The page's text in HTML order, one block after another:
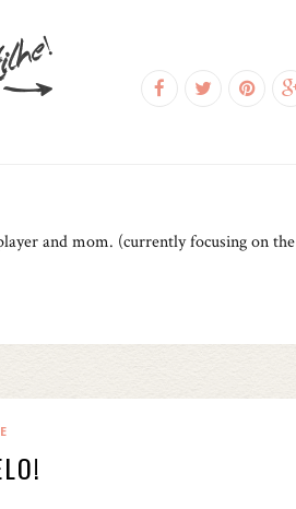
and mom. (currently focusing on the